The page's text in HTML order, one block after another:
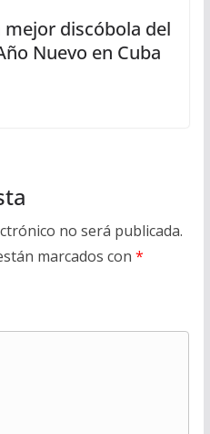
mejor discóbola del
Nuevo en Cuba
no será publicada.
marcados con *